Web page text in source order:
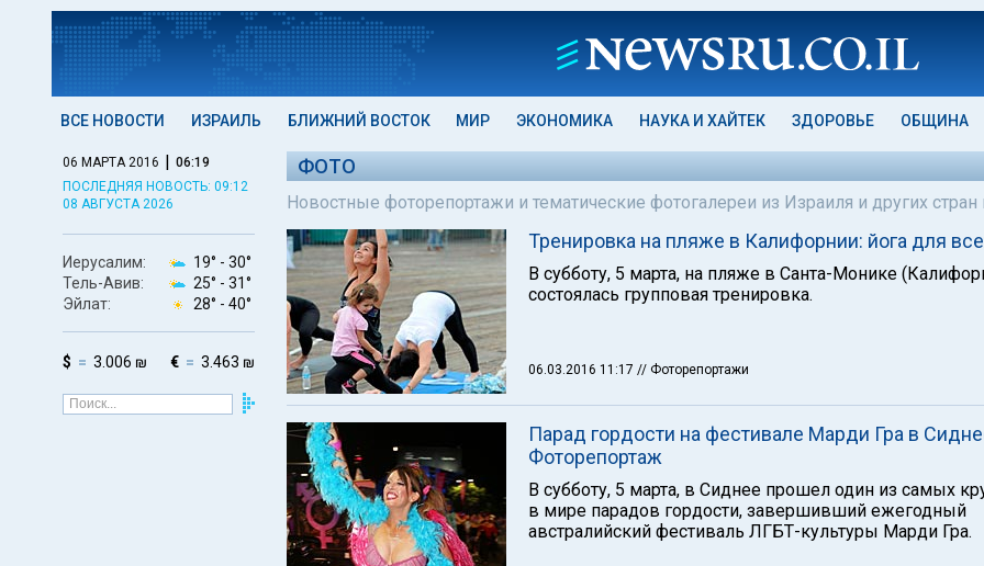
ВСЕ НОВОСТИ ИЗРАИЛЬ БЛИЖНИЙ ВОСТОК МИР ЭКОНОМИКА НАУКА И ХАЙТЕК ЗДОРОВЬЕ ОБЩИНА
06 МАРТА 2016 | 06:19
ПОСЛЕДНЯЯ НОВОСТЬ: 09:12
08 АВГУСТА 2026
Иерусалим: 19° - 30°
Тель-Авив:
25° - 31°
Эйлат:
28° - 40°
$ 3.006 ₪ € 3.463 ₪
ФОТО
Новостные фоторепортажи и тематические фотогалереи из Израиля и других
Тренировка на пляже в Калифорнии: йога для
В субботу, 5 марта, на пляже в Санта-Монике
состоялась групповая тренировка.
06.03.2016 11:17 // Фоторепортажи
Парад гордости на фестивале Марди Гра в
Фоторепортаж
В субботу, 5 марта, в Сиднее прошел один из самых
в мире парадов гордости, завершивший ежегодный
австралийский фестиваль ЛГБТ-культуры Марди Гра.